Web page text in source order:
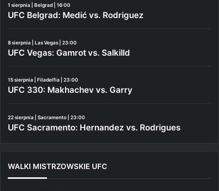
1 sierpnia | Belgrad | 16:00
UFC Belgrad: Medić vs. Rodriguez
8 sierpnia | Las Vegas | 23:00
UFC Vegas: Gamrot vs. Salkilld
15 sierpnia | Filadelfia | 23:00
UFC 330: Makhachev vs. Garry
22 sierpnia | Sacramento | 23:00
UFC Sacramento: Hernandez vs. Rodrigues
WALKI MISTRZOWSKIE UFC